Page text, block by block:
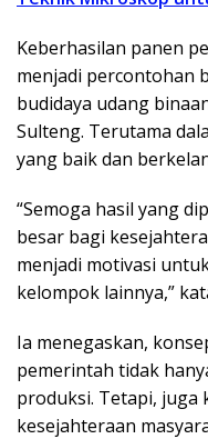
Keberhasilan panen
menjadi percontohan
budidaya udang
Sulteng. Terutama
yang baik dan
“Semoga hasil yang
besar bagi
menjadi motivasi
kelompok lainnya,”
Ia menegaskan,
pemerintah tidak
produksi. Tetapi, juga
kesejahteraan